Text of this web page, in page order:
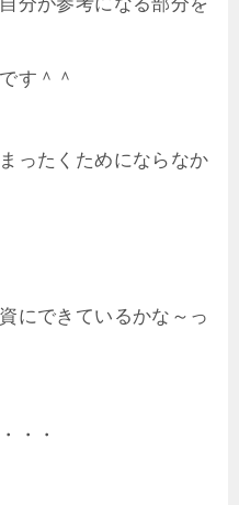
す＾＾
ったくためにならなか
にできているかな～っ
・・